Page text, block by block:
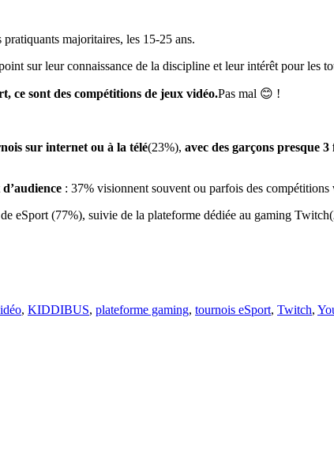
majoritaires, les 15-25 ans.
sur leur connaissance de la discipline et leur intérêt pour les
ce sont des compétitions de jeux vidéo.Pas mal 😊 !
sur internet ou à la télé(23%), avec des garçons presque
: 37% visionnent souvent ou parfois des compétitions
eSport (77%), suivie de la plateforme dédiée au gaming
, KIDDIBUS, plateforme gaming, tournois eSport, Twitch,